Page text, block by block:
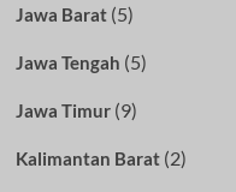
Jawa Barat(5)
Jawa Tengah (5)
Jawa Timur(9)
Kalimantan Barat(2)